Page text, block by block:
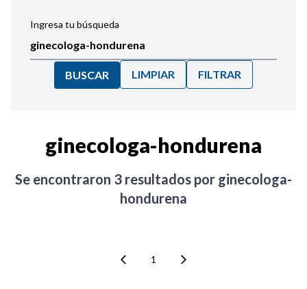
Ingresa tu búsqueda
BUSCAR LIMPIAR FILTRAR
ginecologa-hondurena
Se encontraron 3 resultados por ginecologa-
hondurena
1